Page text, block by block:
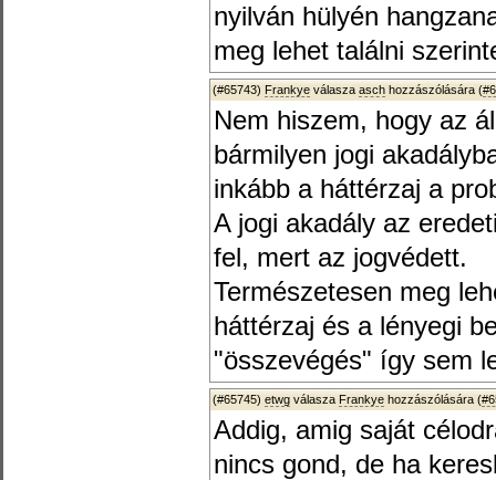
nyilván hülyén
meg lehet találni
(#65743) Frankye válasza asch hozzászólására (
Nem hiszem, hogy az
bármilyen jogi
inkább a háttérzaj a
A jogi akadály az
fel, mert az jogvédett.
Természetesen meg
háttérzaj és a lényegi
"összevégés" így sem
(#65745) etwg válasza Frankye hozzászólására (
Addig, amig saját
nincs gond, de ha